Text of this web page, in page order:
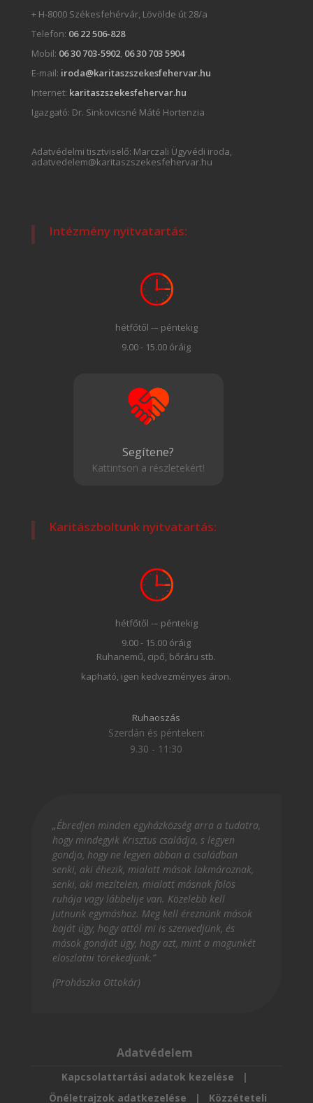
+ H-8000 Székesfehérvár, Lövölde út 28/a
Telefon: 06 22 506-828
Mobil: 06 30 703-5902, 06 30 703 5904
E-mail: iroda@karitaszszekesfehervar.hu
Internet: karitaszszekesfehervar.hu
Igazgató: Dr. Sinkovicsné Máté Hortenzia
Adatvédelmi tisztviselő: Marczali Ügyvédi iroda,
adatvedelem@karitaszszekesfehervar.hu
Intézmény nyitvatartás:
hétfőtől -– péntekig
9.00 - 15.00 óráig
Segítene?
Kattintson a részletekért!
Karitászboltunk nyitvatartás:
hétfőtől -– péntekig
9.00 - 15.00 óráig
Ruhanemű, cipő, bőráru stb.
kapható, igen kedvezményes áron.
Ruhaoszás
Szerdán és pénteken:
9.30 - 11:30
„Ébredjen minden egyházközség arra a tudatra,
hogy mindegyik Krisztus családja, s legyen
gondja, hogy ne legyen abban a családban
senki, aki éhezik, mialatt mások lakmároznak,
senki, aki mezítelen, mialatt másnak fölös
ruhája vagy lábbelije van. Közelebb kell
jutnunk egymáshoz. Meg kell éreznünk mások
baját úgy, hogy attól mi is szenvedjünk, és
mások gondját úgy, hogy azt, mint a magunkét
eloszlatni törekedjünk.”
(Prohászka Ottokár)
Adatvédelem
Kapcsolattartási adatok kezelése |
Önéletrajzok adatkezelése
| Közzéteteli